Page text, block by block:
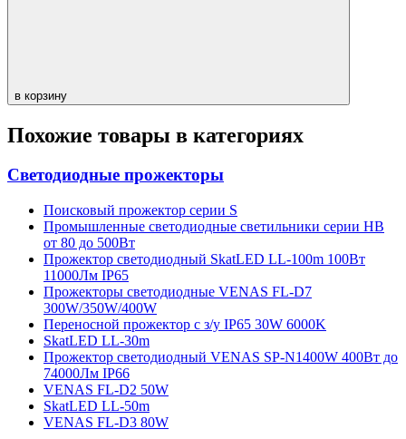
в корзину
Похожие товары в категориях
Светодиодные прожекторы
Поисковый прожектор серии S
Промышленные светодиодные светильники серии HB
от 80 до 500Вт
Прожектор светодиодный SkatLED LL-100m 100Вт
11000Лм IP65
Прожекторы светодиодные VENAS FL-D7
300W/350W/400W
Переносной прожектор с з/у IP65 30W 6000K
SkatLED LL-30m
Прожектор светодиодный VENAS SP-N1400W 400Вт до
74000Лм IP66
VENAS FL-D2 50W
SkatLED LL-50m
VENAS FL-D3 80W